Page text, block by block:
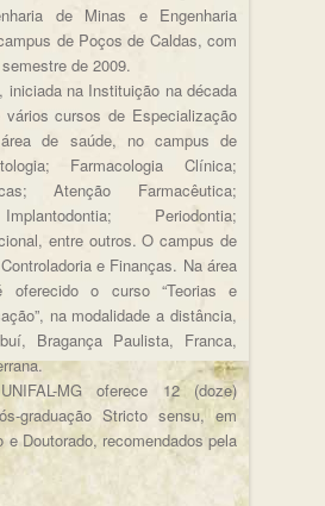
de Minas e Engenharia
de Poços de Caldas, com
de 2009.
iniciada na Instituição na década
cursos de Especialização
de saúde, no campus de
Farmacologia Clínica;
Atenção Farmacêutica;
Periodontia;
entre outros. O campus de
e Finanças. Na área
oferecido o curso “Teorias e
na modalidade a distância,
Bragança Paulista, Franca,
MG oferece 12 (doze)
graduação Stricto sensu, em
e Doutorado, recomendados pela